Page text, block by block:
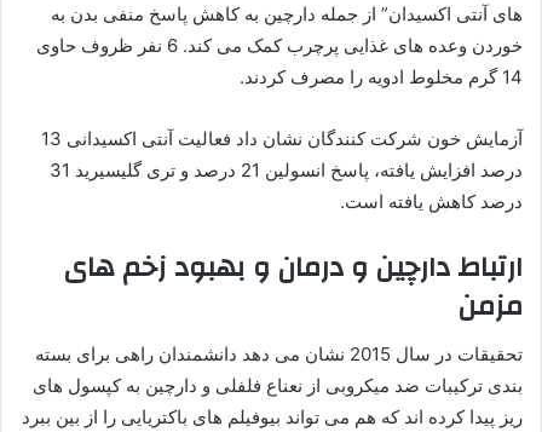
های آنتی اکسیدان” از جمله دارچین به کاهش پاسخ منفی بدن به
خوردن وعده های غذایی پرچرب کمک می کند. 6 نفر ظروف حاوی
14 گرم مخلوط ادویه را مصرف کردند.
آزمایش خون شرکت کنندگان نشان داد فعالیت آنتی اکسیدانی 13
درصد افزایش یافته، پاسخ انسولین 21 درصد و تری گلیسیرید 31
درصد کاهش یافته است.
ارتباط دارچین و درمان و بهبود زخم های
مزمن
تحقیقات در سال 2015 نشان می دهد دانشمندان راهی برای بسته
بندی ترکیبات ضد میکروبی از نعناع فلفلی و دارچین به کپسول های
ریز پیدا کرده اند که هم می تواند بیوفیلم های باکتریایی را از بین ببرد